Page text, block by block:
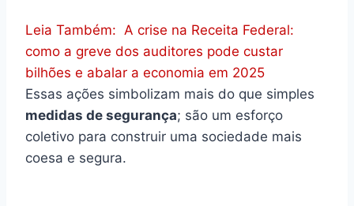
Leia Também: A crise na Receita Federal:
como a greve dos auditores pode custar
bilhões e abalar a economia em 2025
Essas ações simbolizam mais do que simples
medidas de segurança; são um esforço
coletivo para construir uma sociedade mais
coesa e segura.